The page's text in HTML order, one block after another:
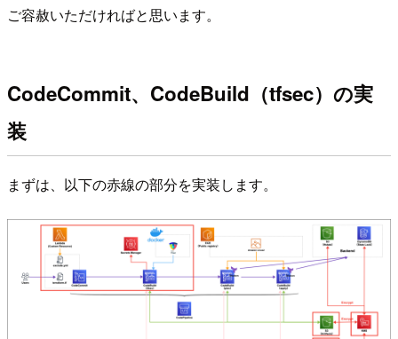
ご容赦いただければと思います。
CodeCommit、CodeBuild（tfsec）の実
装
まずは、以下の赤線の部分を実装します。